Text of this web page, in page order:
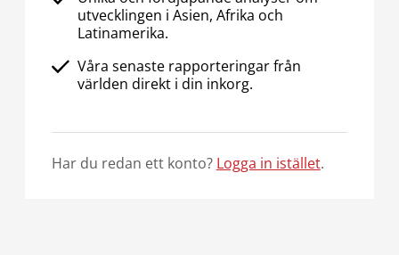
utvecklingen i Asien, Afrika och
Latinamerika.
Våra senaste rapporteringar från
världen direkt i din inkorg.
Har du redan ett konto? Logga in istället.